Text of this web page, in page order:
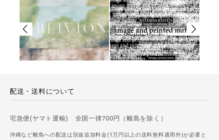
配送・送料について
宅急便(ヤマト運輸) 全国一律700円（離島を除く）
沖縄など離島への配送は別途追加料金(1万円以上の送料無料適用外)が必要と